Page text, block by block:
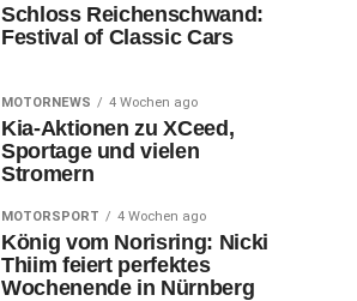
Schloss Reichenschwand:
Festival of Classic Cars
MOTORNEWS 4 Wochen ago
Kia-Aktionen zu XCeed,
Sportage und vielen
Stromern
MOTORSPORT 4 Wochen ago
König vom Norisring: Nicki
Thiim feiert perfektes
Wochenende in Nürnberg